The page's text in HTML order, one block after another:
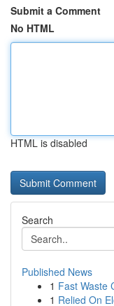
Submit a Comment
No HTML
HTML is disabled
Search
Published News
1 Fast Waste
1 Relied On